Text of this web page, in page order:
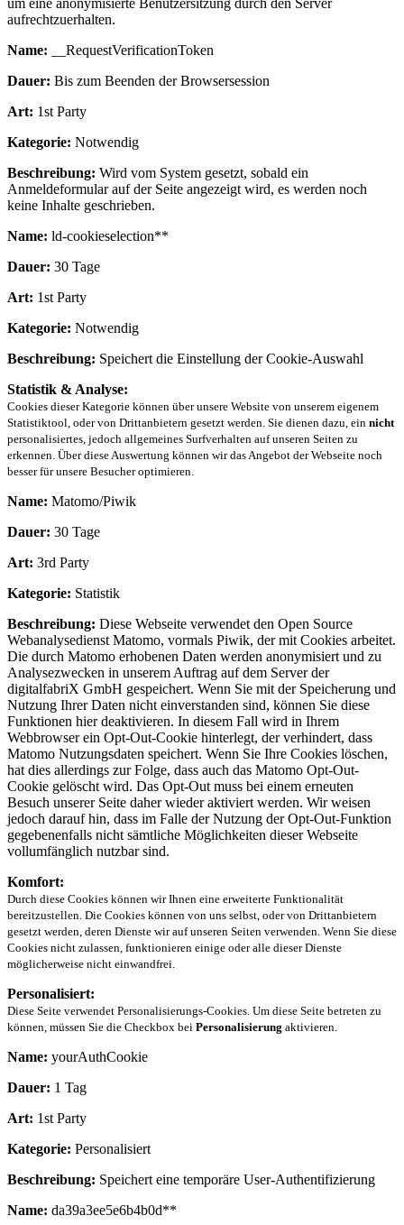
aufrechtzuerhalten.
Name: __RequestVerificationToken
Dauer: Bis zum Beenden der Browsersession
Art: 1st Party
Kategorie: Notwendig
Beschreibung: Wird vom System gesetzt, sobald ein
Anmeldeformular auf der Seite angezeigt wird, es werden noch
keine Inhalte geschrieben.
Name: ld-cookieselection**
Dauer: 30 Tage
Art: 1st Party
Kategorie: Notwendig
Beschreibung: Speichert die Einstellung der Cookie-Auswahl
Statistik & Analyse:
Cookies dieser Kategorie können über unsere Website von unserem eigenem
Statistiktool, oder von Drittanbietern gesetzt werden. Sie dienen dazu, ein nicht
personalisiertes, jedoch allgemeines Surfverhalten auf unseren Seiten zu
erkennen. Über diese Auswertung können wir das Angebot der Webseite noch
besser für unsere Besucher optimieren.
Name: Matomo/Piwik
Dauer: 30 Tage
Art: 3rd Party
Kategorie: Statistik
Beschreibung: Diese Webseite verwendet den Open Source
Webanalysedienst Matomo, vormals Piwik, der mit Cookies arbeitet.
Die durch Matomo erhobenen Daten werden anonymisiert und zu
Analysezwecken in unserem Auftrag auf dem Server der
digitalfabriX GmbH gespeichert. Wenn Sie mit der Speicherung und
Nutzung Ihrer Daten nicht einverstanden sind, können Sie diese
Funktionen hier deaktivieren. In diesem Fall wird in Ihrem
Webbrowser ein Opt-Out-Cookie hinterlegt, der verhindert, dass
Matomo Nutzungsdaten speichert. Wenn Sie Ihre Cookies löschen,
hat dies allerdings zur Folge, dass auch das Matomo Opt-Out-
Cookie gelöscht wird. Das Opt-Out muss bei einem erneuten
Besuch unserer Seite daher wieder aktiviert werden. Wir weisen
jedoch darauf hin, dass im Falle der Nutzung der Opt-Out-Funktion
gegebenenfalls nicht sämtliche Möglichkeiten dieser Webseite
vollumfänglich nutzbar sind.
Komfort:
Durch diese Cookies können wir Ihnen eine erweiterte Funktionalität
bereitzustellen. Die Cookies können von uns selbst, oder von Drittanbietern
gesetzt werden, deren Dienste wir auf unseren Seiten verwenden. Wenn Sie diese
Cookies nicht zulassen, funktionieren einige oder alle dieser Dienste
möglicherweise nicht einwandfrei.
Personalisiert:
Diese Seite verwendet Personalisierungs-Cookies. Um diese Seite betreten zu
können, müssen Sie die Checkbox bei Personalisierung aktivieren.
Name: yourAuthCookie
Dauer: 1 Tag
Art: 1st Party
Kategorie: Personalisiert
Beschreibung: Speichert eine temporäre User-Authentifizierung
Name: da39a3ee5e6b4b0d**